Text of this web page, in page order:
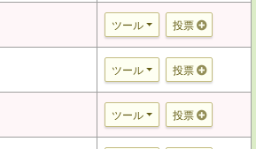
ツール 投票
ツール 投票
ツール 投票